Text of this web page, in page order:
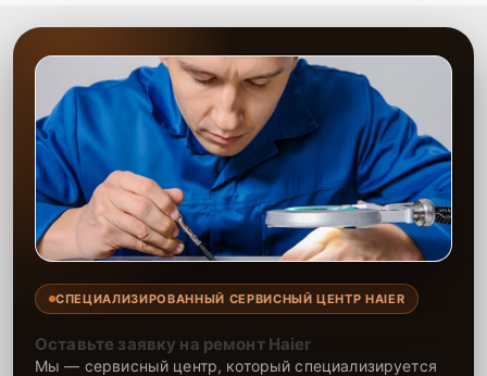
СПЕЦИАЛИЗИРОВАННЫЙ СЕРВИСНЫЙ ЦЕНТР HAIER
Оставьте заявку на ремонт Haier
Мы — сервисный центр, который специализируется